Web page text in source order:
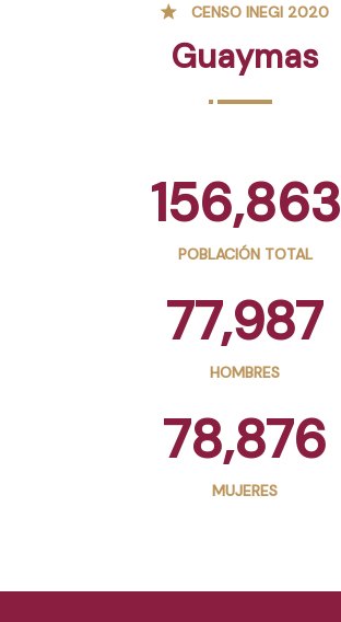
CENSO INEGI 2020
Guaymas
156,863
POBLACIÓN TOTAL
77,987
HOMBRES
78,876
MUJERES